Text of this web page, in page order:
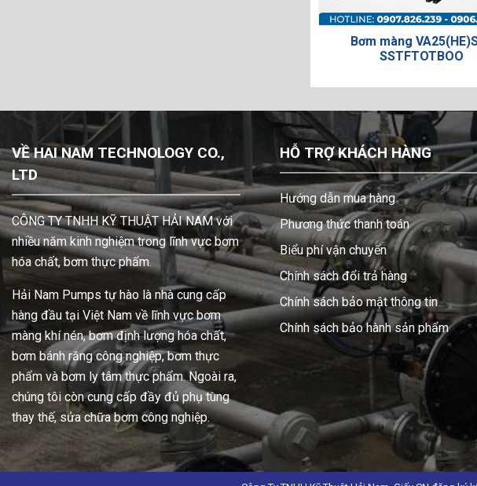
Bơm màng VA25(HE)SP-
Bơm
VỀ HAI NAM TECHNOLOGY CO.,
LTD
CÔNG TY TNHH KỸ THUẬT HẢI NAM với
nhiều năm kinh nghiệm trong lĩnh vực bơm
hóa chất, bơm thực phẩm.
Hải Nam Pumps tự hào là nhà cung cấp
hàng đầu tại Việt Nam về lĩnh vực bơm
màng khí nén, bơm định lượng hóa chất,
bơm bánh răng công nghiệp, bơm thực
phẩm và bơm ly tâm thực phẩm. Ngoài ra,
chúng tôi còn cung cấp đầy đủ phụ tùng
thay thế, sửa chữa bơm công nghiệp.
HỖ TRỢ KHÁCH HÀNG
Hướng dẫn mua hàng
Phương thức thanh toán
Biểu phí vận chuyển
Chính sách đổi trả hàng
Chính sách bảo mật thông tin
Chính sách bảo hành sản phẩm